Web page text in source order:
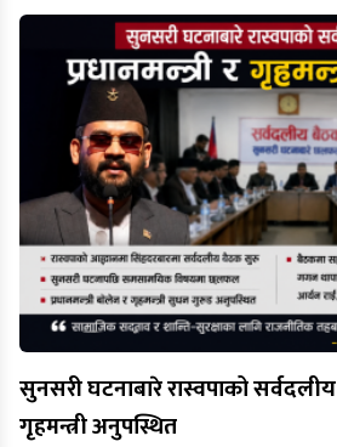
सुनसरी घटनाबारे रास्वपाको
गृहमन्त्री अनुपस्थित